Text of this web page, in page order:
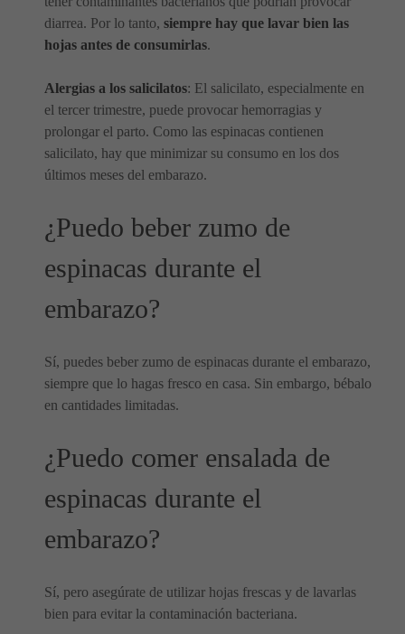
diarrea. Por lo tanto, siempre hay que lavar bien las
hojas antes de consumirlas.
Alergias a los salicilatos: El salicilato, especialmente en
el tercer trimestre, puede provocar hemorragias y
prolongar el parto. Como las espinacas contienen
salicilato, hay que minimizar su consumo en los dos
últimos meses del embarazo.
¿Puedo beber zumo de
espinacas durante el
embarazo?
Sí, puedes beber zumo de espinacas durante el embarazo,
siempre que lo hagas fresco en casa. Sin embargo, bébalo
en cantidades limitadas.
¿Puedo comer ensalada de
espinacas durante el
embarazo?
Sí, pero asegúrate de utilizar hojas frescas y de lavarlas
bien para evitar la contaminación bacteriana.